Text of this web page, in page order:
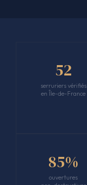
52
serruriers vérifiés
en Île-de-France
85%
ouvertures